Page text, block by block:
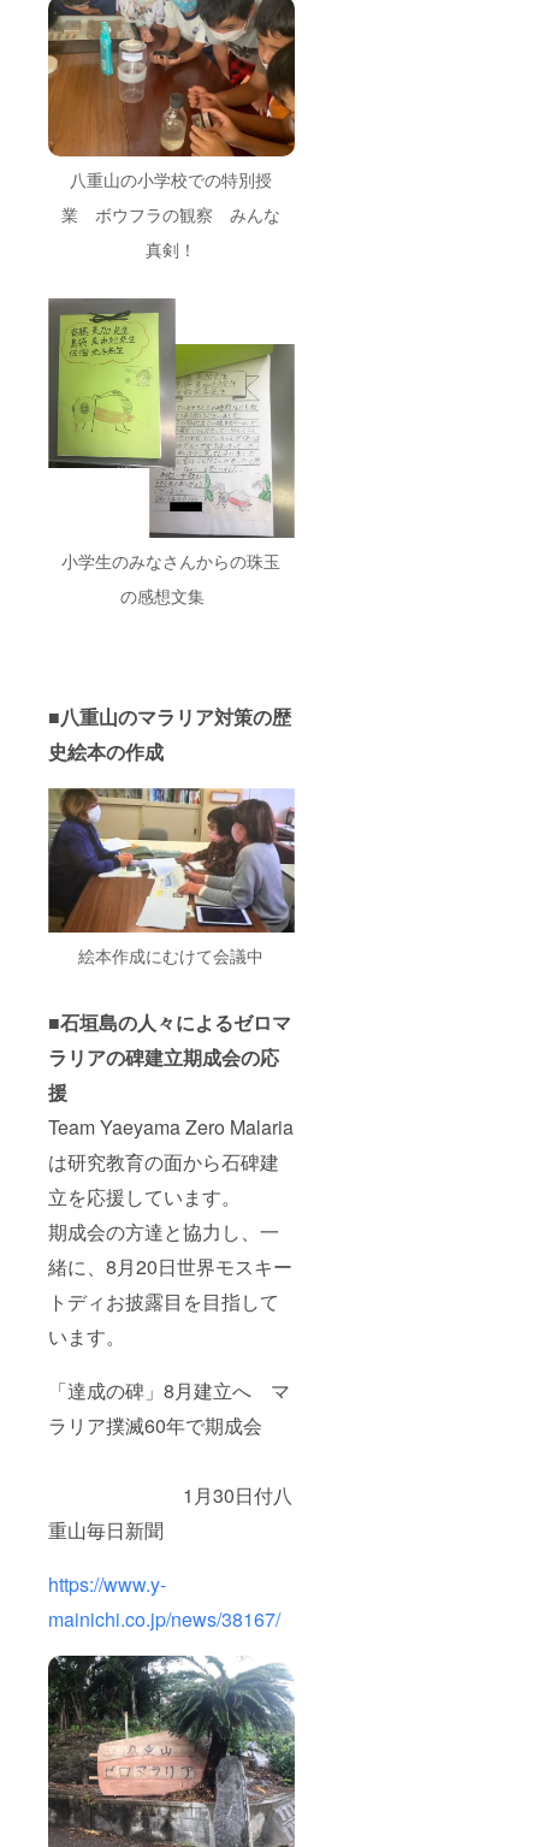
八重山の小学校での特別授
業 ボウフラの観察 みんな
真剣！
小学生のみなさんからの珠玉
の感想文集
■八重山のマラリア対策の歴
史絵本の作成
絵本作成にむけて会議中
■石垣島の人々によるゼロマ
ラリアの碑建立期成会の応
援
Team Yaeyama Zero Malaria
は研究教育の面から石碑建
立を応援しています。
期成会の方達と協力し、一
緒に、8月20日世界モスキー
トディお披露目を目指して
います。
「達成の碑」8月建立へ マ
ラリア撲滅60年で期成会
1月30日付八
重山毎日新聞
https://www.y-
mainichi.co.jp/news/38167/